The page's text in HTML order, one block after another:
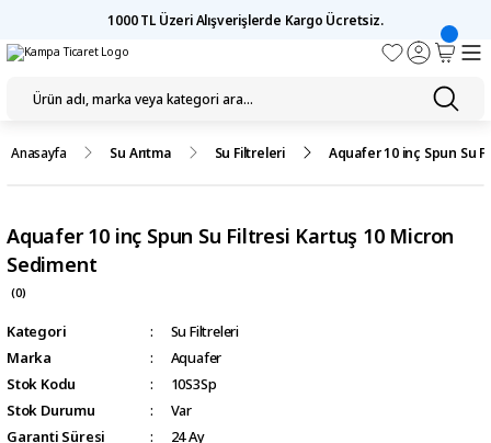
1000 TL Üzeri Alışverişlerde Kargo Ücretsiz.
Anasayfa Su Arıtma Su Filtreleri Aquafer 10 inç Spun Su
Aquafer 10 inç Spun Su Filtresi Kartuş 10 Micron
Sediment
(0)
Kategori
Su Filtreleri
Marka
Aquafer
Stok Kodu
10S3Sp
Stok Durumu
Var
Garanti Süresi
24 Ay